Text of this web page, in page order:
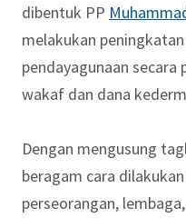
dibentuk PP
melakukan
pendayagunaan
wakaf dan dana
Dengan mengusung
beragam cara
perseorangan,